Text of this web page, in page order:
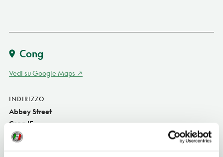
Cong
Vedi su Google Maps
INDIRIZZO
Abbey Street
Cong IE
SITO WEB